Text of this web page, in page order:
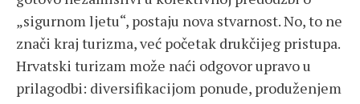
„sigurnom ljetu“, postaju nova stvarnost. No, to ne
znači kraj turizma, već početak drukčijeg pristupa.
Hrvatski turizam može naći odgovor upravo u
prilagodbi: diversifikacijom ponude, produženjem